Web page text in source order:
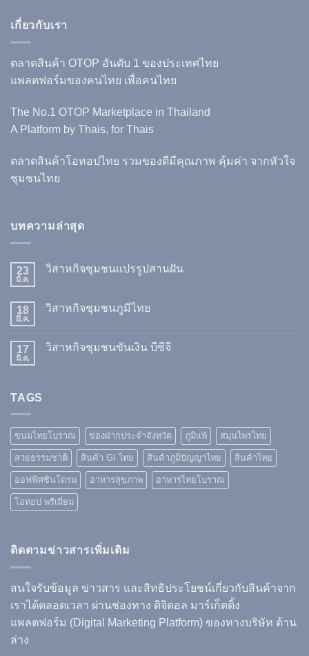
เกี่ยวกับเรา
ตลาดสินค้า OTOP อันดับ 1 ของประเทศไทย
แพลตฟอร์มของคนไทย เพื่อคนไทย
The No.1 OTOP Marketplace in Thailand
A Platform by Thais, for Thais
ตลาดสินค้าโอทอปไทย รวมของดีมีคุณภาพ คุ้มค่า จากหัวใจ
ชุมชนไทย
บทความล่าสุด
23
มี.ค.
วิสาหกิจชุมชนแปรรูปสานฝัน
18
มี.ค.
วิสาหกิจชุมชนภูมิไทย
17
มี.ค.
วิสาหกิจชุมชนขันเงิน บีซีจี
TAGS
ขนมไทยโบราณ ของฝากประจำจังหวัด ภูมิแพ้ สมุนไพรไทย
สวยธรรมชาติ สินค้า GI ไทย สินค้าภูมิปัญญาไทย สินค้าไทย
ออฟฟิศซินโดรม อาหารสุขภาพ อาหารไทยโบราณ
โอทอป พรีเมี่ยม
ติดตามข่าวสารเพิ่มเติม
สนใจรับข้อมูล ข่าวสาร และสิทธิประโยชน์เกี่ยวกับสินค้าจาก
เราได้ตลอดเวลา ผ่านช่องทาง ดิจิตอล มาร์เก็ตติ้ง
แพลตฟอร์ม (Digital Marketing Platform) ของทางบริษัท ด้าน
ล่าง